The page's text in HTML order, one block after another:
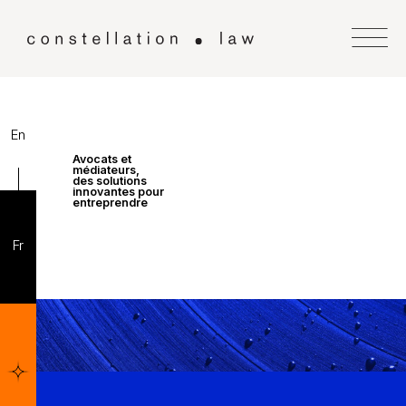
En
Fr
Avocats et
médiateurs,
des solutions
innovantes pour
entreprendre